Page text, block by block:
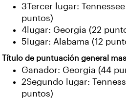
3Tercer lugar:
puntos)
4lugar: Georgia (22
5lugar: Alabama (12
Título de puntuación general
Ganador: Georgia (44
2Segundo lugar:
puntos)